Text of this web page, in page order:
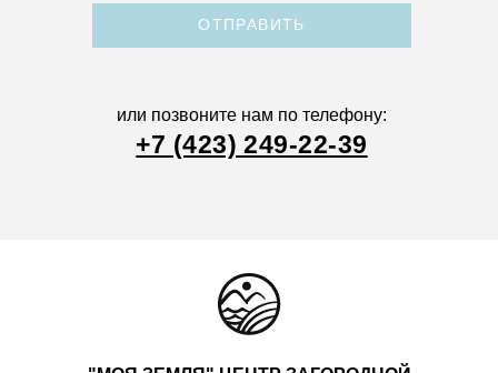
ОТПРАВИТЬ
или позвоните нам по телефону:
+7 (423) 249-22-39